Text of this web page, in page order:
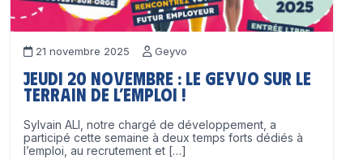
21 novembre 2025 Geyvo
Jeudi 20 novembre : le GEYVO sur le
terrain de l’emploi !
Sylvain ALI, notre chargé de développement, a
participé cette semaine à deux temps forts dédiés à
l’emploi, au recrutement et […]